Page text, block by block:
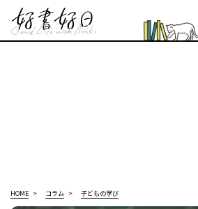
HOME コラム 子どもの学び